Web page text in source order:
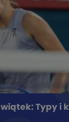
Typy i